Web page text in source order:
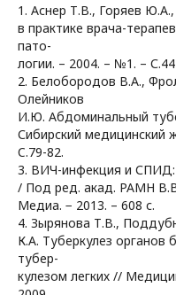
1. Аснер Т.В., Горяев
в практике врача-
пато-
логии. – 2004. – №1. –
2. Белобородов В.А.,
Олейников
И.Ю. Абдоминальный
Сибирский медицинский
C.79-82.
3. ВИЧ-инфекция и СПИД:
/ Под ред. акад. РАМН
Медиа. − 2013. – 608 с.
4. Зырянова Т.В.,
К.А. Туберкулез
тубер-
кулезом легких //